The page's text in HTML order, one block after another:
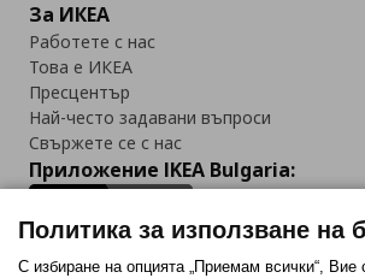
За ИКЕА
Работете с нас
Това е ИКЕА
Пресцентър
Най-често задавани въпроси
Свържете се с нас
Приложение IKEA Bulgaria:
Политика за използване на
С избиране на опцията „Приемам всички“, Вие